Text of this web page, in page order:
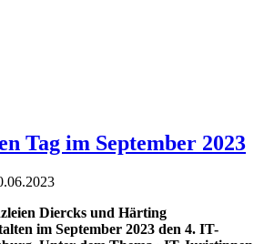
Tag im September 2023
Diercks und Härting
im September 2023 den 4. IT-